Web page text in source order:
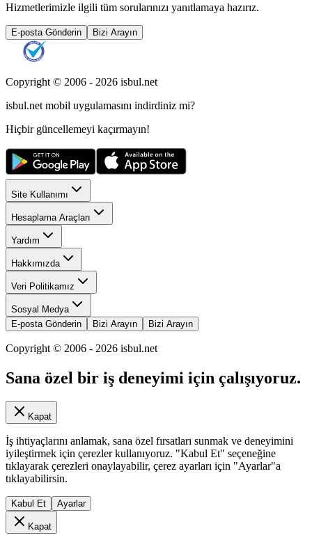
Hizmetlerimizle ilgili tüm sorularınızı yanıtlamaya hazırız.
E-posta Gönderin Bizi Arayın
Copyright © 2006 - 2026 isbul.net
isbul.net mobil uygulamasını indirdiniz mi?
Hiçbir güncellemeyi kaçırmayın!
Site Kullanımı
Hesaplama Araçları
Yardım
Hakkımızda
Veri Politikamız
Sosyal Medya
E-posta Gönderin
Bizi Arayın Bizi Arayın
Copyright © 2006 - 2026 isbul.net
Sana özel bir iş deneyimi için çalışıyoruz.
Kapat
İş ihtiyaçlarını anlamak, sana özel fırsatları sunmak ve deneyimini
iyileştirmek için çerezler kullanıyoruz. "Kabul Et" seçeneğine
tıklayarak çerezleri onaylayabilir, çerez ayarları için "Ayarlar"a
tıklayabilirsin.
Kabul Et Ayarlar
Kapat